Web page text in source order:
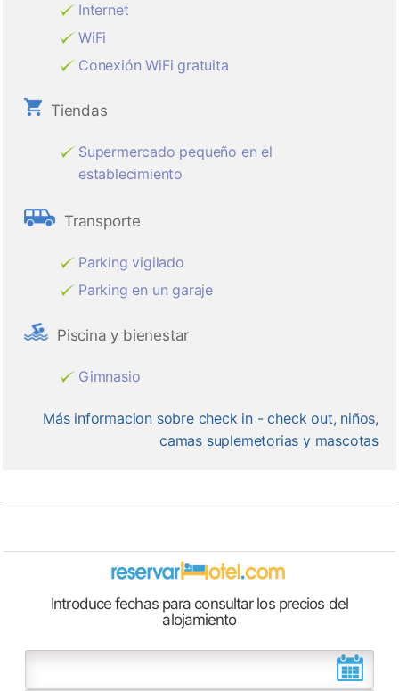
Internet
WiFi
Conexión WiFi gratuita
Tiendas
Supermercado pequeño en el
establecimiento
Transporte
Parking vigilado
Parking en un garaje
Piscina y bienestar
Gimnasio
Más informacion sobre check in - check out, niños,
camas suplemetorias y mascotas
Introduce fechas para consultar los precios del
alojamiento